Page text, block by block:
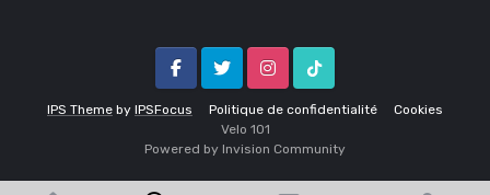
IPS Theme by IPSFocus Politique de confidentialité Cookies
FacebookTwitter InstagramTik Tok
Velo 1O1
Powered by Invision Community